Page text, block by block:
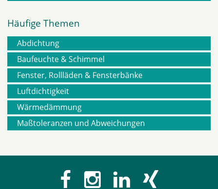
Häufige Themen
Navigation
überspringen
Abdichtung
Baufeuchte & Schimmel
Fenster, Rollläden & Fensterbänke
Luftdichtigkeit
Wärmedämmung
Maßtoleranzen und Abweichungen